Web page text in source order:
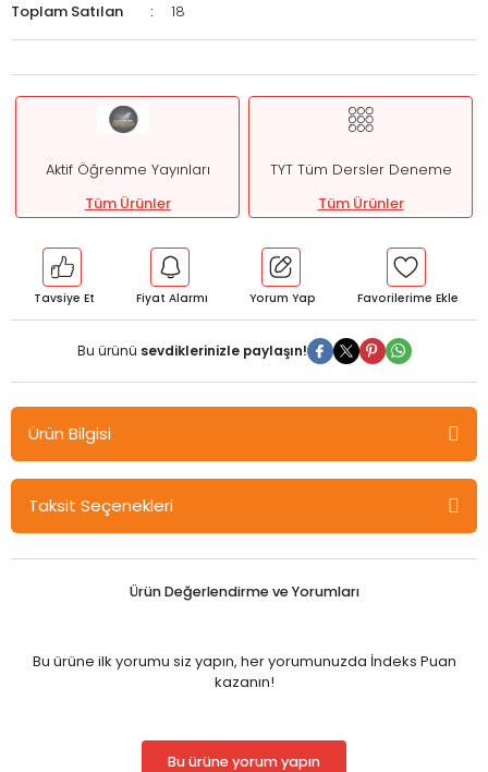
Toplam Satılan
18
Aktif Öğrenme Yayınları
Tüm Ürünler
TYT Tüm Dersler Deneme
Tüm Ürünler
Tavsiye Et Fiyat Alarmı Yorum Yap
Bu ürünü sevdiklerinizle paylaşın!
Ürün Bilgisi
Aktif Öğrenme YKS TYT Pro Aktif 5 li Deneme Aktif Öğrenme
Yayınları
Taksit Seçenekleri
Ürün Değerlendirme ve Yorumları
Bu ürüne ilk yorumu siz yapın, her yorumunuzda İndeks Puan
kazanın!
Bu ürüne yorum yapın